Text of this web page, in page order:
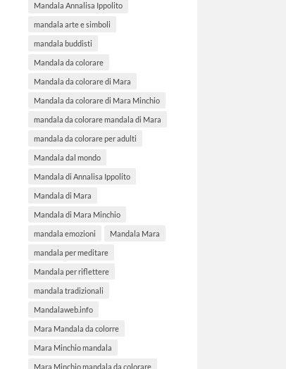
Mandala Annalisa Ippolito
mandala arte e simboli
mandala buddisti
Mandala da colorare
Mandala da colorare di Mara
Mandala da colorare di Mara Minchio
mandala da colorare mandala di Mara
mandala da colorare per adulti
Mandala dal mondo
Mandala di Annalisa Ippolito
Mandala di Mara
Mandala di Mara Minchio
mandala emozioni Mandala Mara
mandala per meditare
Mandala per riflettere
mandala tradizionali
Mandalaweb.info
Mara Mandala da colorre
Mara Minchio mandala
Mara Minchio mandala da colorare